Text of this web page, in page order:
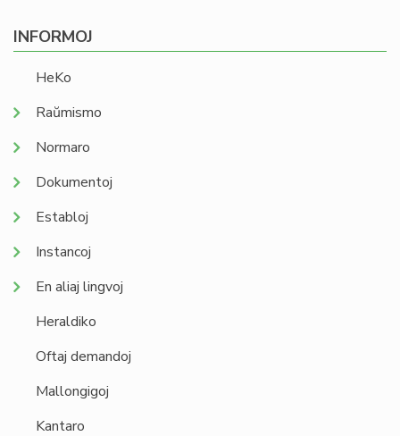
INFORMOJ
HeKo
Raŭmismo
Normaro
Dokumentoj
Establoj
Instancoj
En aliaj lingvoj
Heraldiko
Oftaj demandoj
Mallongigoj
Kantaro